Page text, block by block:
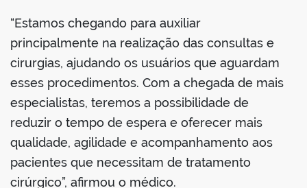
“Estamos chegando para auxiliar
principalmente na realização das consultas e
cirurgias, ajudando os usuários que aguardam
esses procedimentos. Com a chegada de mais
especialistas, teremos a possibilidade de
reduzir o tempo de espera e oferecer mais
qualidade, agilidade e acompanhamento aos
pacientes que necessitam de tratamento
cirúrgico”, afirmou o médico.